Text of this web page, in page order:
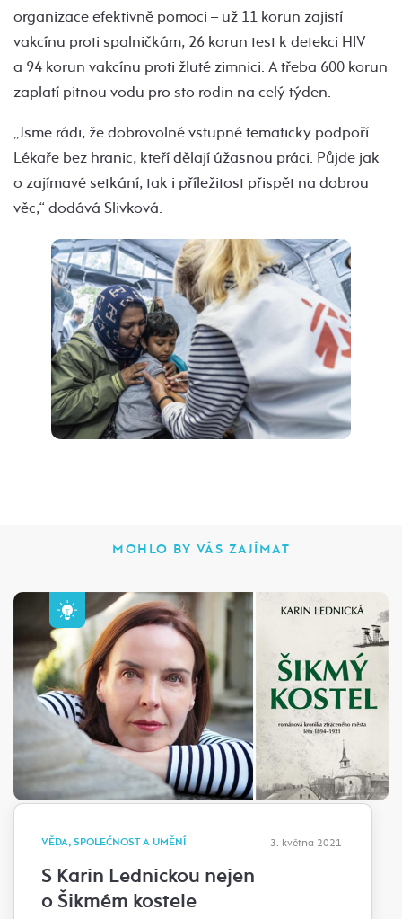
organizace efektivně pomoci – už 11 korun zajistí
vakcínu proti spalničkám, 26 korun test k detekci HIV
a 94 korun vakcínu proti žluté zimnici. A třeba 600 korun
zaplatí pitnou vodu pro sto rodin na celý týden.
„Jsme rádi, že dobrovolné vstupné tematicky podpoří
Lékaře bez hranic, kteří dělají úžasnou práci. Půjde jak
o zajímavé setkání, tak i příležitost přispět na dobrou
věc,“ dodává Slivková.
MOHLO BY VÁS ZAJÍMAT
VĚDA, SPOLEČNOST A UMĚNÍ 3. května 2021
S Karin Lednickou nejen
o Šikmém kostele